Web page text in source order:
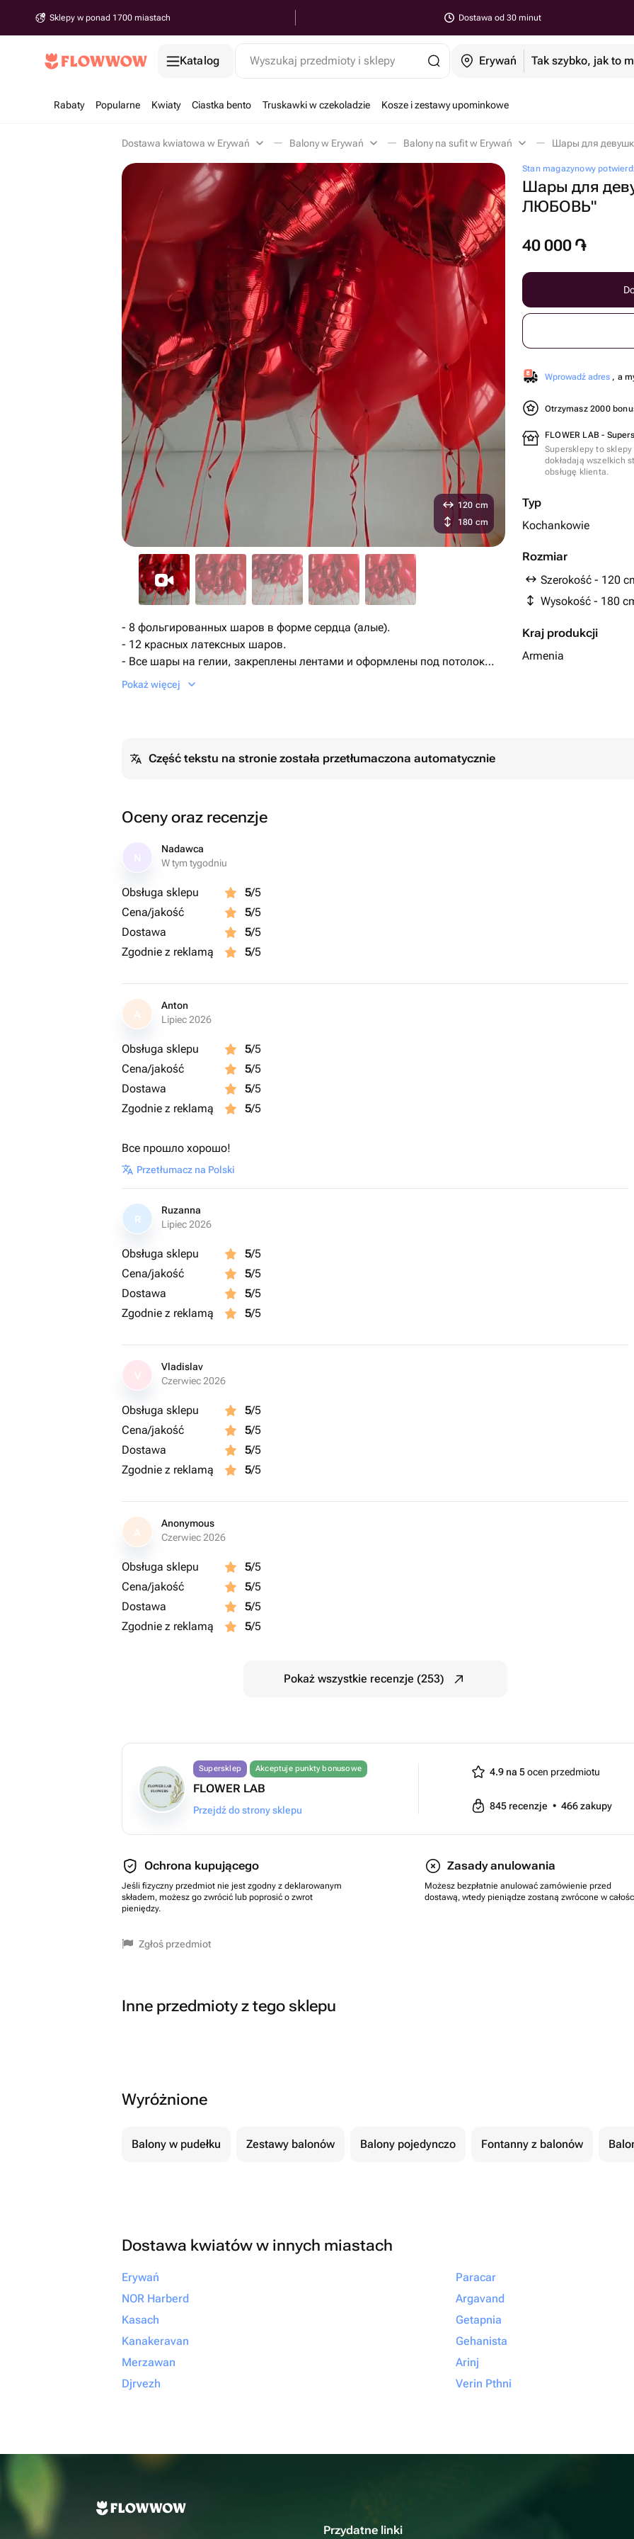
Sklepy w ponad 1700 miastach Dostawa od 30 minut
Katalog Wyszukaj przedmioty i sklepy Erywań Tak szybko, jak to
Rabaty Popularne Kwiaty Ciastka bento Truskawki w czekoladzie Kosze i zestawy upominkowe
Dostawa kwiatowa w Erywań Balony w Erywań Balony na sufit w Erywań
Stan magazynowy
Шары для
ЛЮБОВЬ"
40 000 ֏
Wprowadź adres , a
Otrzymasz 2000
FLOWER LAB -
Supersklepy to
dokładają wszelkich
obsługę klienta.
Typ
Kochankowie
Rozmiar
Szerokość - 120
Wysokość - 180
Kraj produkcji
Armenia
120 cm
180 cm
- 8 фольгированных шаров в форме сердца (алые).
- 12 красных латексных шаров.
- Все шары на гелии, закреплены лентами и оформлены под потолок
(плавающая звёздная «купа» над головами).
Pokaż więcej
Część tekstu na stronie została przetłumaczona automatycznie
Oceny oraz recenzje
Nadawca
W tym tygodniu
Obsługa sklepu 5/5
Cena/jakość
5/5
Dostawa
5/5
Zgodnie z reklamą
5/5
A
Anton
Lipiec 2026
Obsługa sklepu 5/5
Cena/jakość
5/5
Dostawa
5/5
Zgodnie z reklamą
5/5
Все прошло хорошо!
Przetłumacz na Polski
R
Ruzanna
Lipiec 2026
Obsługa sklepu 5/5
Cena/jakość
5/5
Dostawa
5/5
Zgodnie z reklamą
5/5
Vladislav
Czerwiec 2026
Obsługa sklepu 5/5
Cena/jakość
5/5
Dostawa
5/5
Zgodnie z reklamą
5/5
A
Anonymous
Czerwiec 2026
Obsługa sklepu 5/5
Cena/jakość
5/5
Dostawa
5/5
Zgodnie z reklamą
5/5
Pokaż wszystkie recenzje (253)
Supersklep Akceptuje punkty bonusowe
FLOWER LAB
Przejdź do strony sklepu
4.9 na 5ocen przedmiotu
845 recenzje • 466zakupy
Ochrona kupującego
Jeśli fizyczny przedmiot nie jest zgodny z deklarowanym
składem, możesz go zwrócić lub poprosić o zwrot
pieniędzy.
Zasady anulowania
Możesz bezpłatnie anulować zamówienie przed
dostawą, wtedy pieniądze zostaną zwrócone w
Zgłoś przedmiot
Inne przedmioty z tego sklepu
Wyróżnione
Balony w pudełku Zestawy balonów Balony pojedynczo Fontanny z balonów
Dostawa kwiatów w innych miastach
Erywań
NOR Harberd
Kasach
Kanakeravan
Merzawan
Djrvezh
Paracar
Argavand
Getapnia
Gehanista
Arinj
Verin Pthni
Przydatne linki